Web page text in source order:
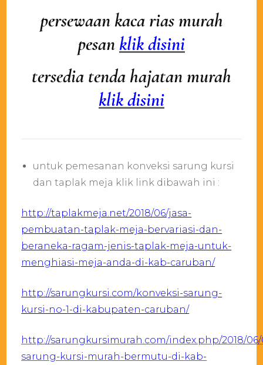
persewaan kaca rias murah
pesan klik disini
tersedia tenda hajatan murah
klik disini
untuk pemesanan konveksi sarung kursi
dan taplak meja klik link dibawah ini :
http://taplakmeja.net/2018/06/jasa-
pembuatan-taplak-meja-bervariasi-dan-
beraneka-ragam-jenis-taplak-meja-untuk-
menghiasi-meja-anda-di-kab-caruban/
http://sarungkursi.com/konveksi-sarung-
kursi-no-1-di-kabupaten-caruban/
http://sarungkursimurah.com/index.php/2018/
sarung-kursi-murah-bermutu-di-kab-